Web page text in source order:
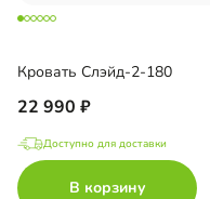
Кровать Слэйд-2-180
22 990
Доступно для доставки
В корзину